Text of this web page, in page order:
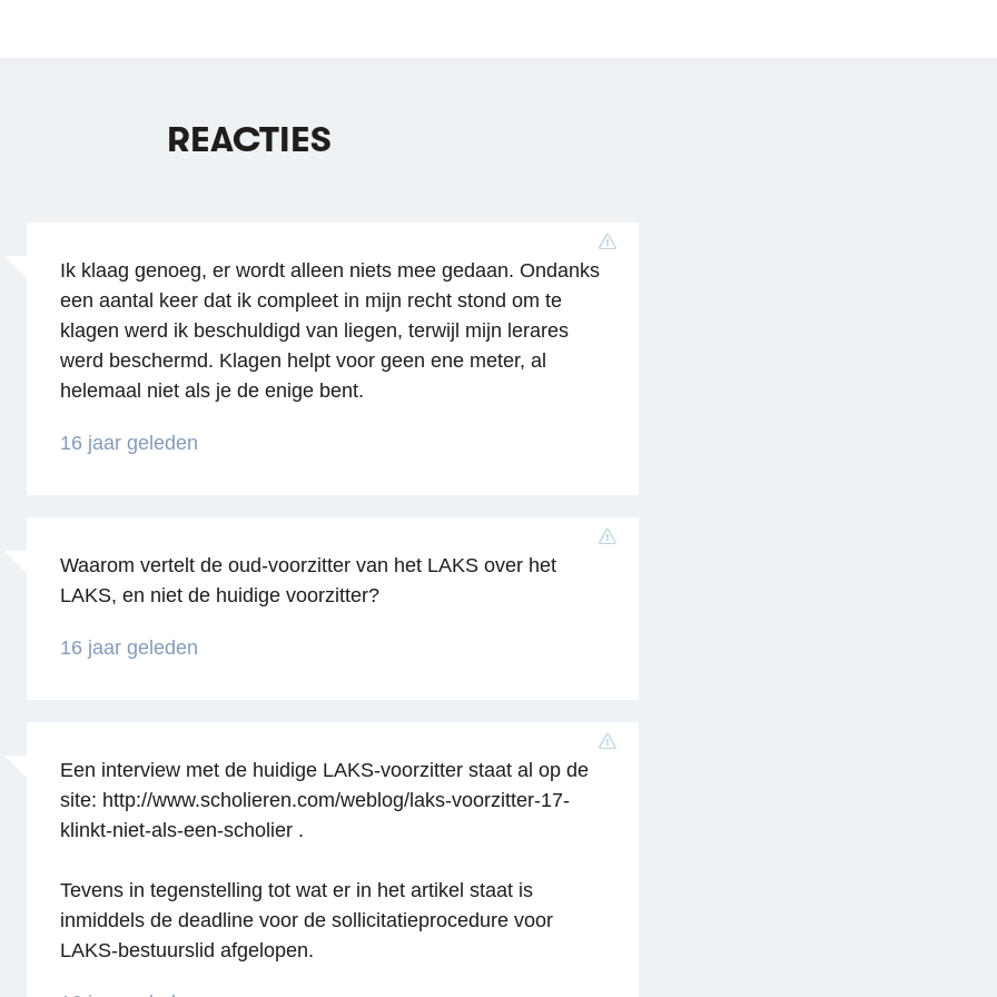
REACTIES
Ik klaag genoeg, er wordt alleen niets mee gedaan. Ondanks
een aantal keer dat ik compleet in mijn recht stond om te
klagen werd ik beschuldigd van liegen, terwijl mijn lerares
werd beschermd. Klagen helpt voor geen ene meter, al
helemaal niet als je de enige bent.
16 jaar geleden
Reageren
Waarom vertelt de oud-voorzitter van het LAKS over het
LAKS, en niet de huidige voorzitter?
16 jaar geleden
Een interview met de huidige LAKS-voorzitter staat al op de
site: http://www.scholieren.com/weblog/laks-voorzitter-17-
klinkt-niet-als-een-scholier .
Tevens in tegenstelling tot wat er in het artikel staat is
inmiddels de deadline voor de sollicitatieprocedure voor
LAKS-bestuurslid afgelopen.